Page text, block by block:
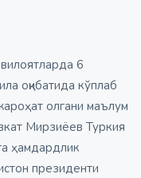
6
оқибатида кўплаб
олгани маълум
Мирзиёев Туркия
ҳамдардлик
президенти